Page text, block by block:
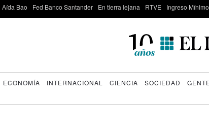
Aída Bao Fed Banco Santander En tierra lejana RTVE Ingreso
ECONOMÍA INTERNACIONAL CIENCIA SOCIEDAD